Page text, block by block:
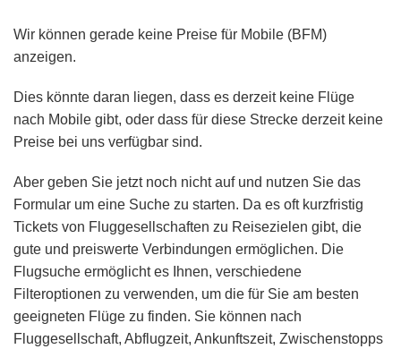
Wir können gerade keine Preise für Mobile (BFM)
anzeigen.
Dies könnte daran liegen, dass es derzeit keine Flüge
nach Mobile gibt, oder dass für diese Strecke derzeit keine
Preise bei uns verfügbar sind.
Aber geben Sie jetzt noch nicht auf und nutzen Sie das
Formular um eine Suche zu starten. Da es oft kurzfristig
Tickets von Fluggesellschaften zu Reisezielen gibt, die
gute und preiswerte Verbindungen ermöglichen. Die
Flugsuche ermöglicht es Ihnen, verschiedene
Filteroptionen zu verwenden, um die für Sie am besten
geeigneten Flüge zu finden. Sie können nach
Fluggesellschaft, Abflugzeit, Ankunftszeit, Zwischenstopps